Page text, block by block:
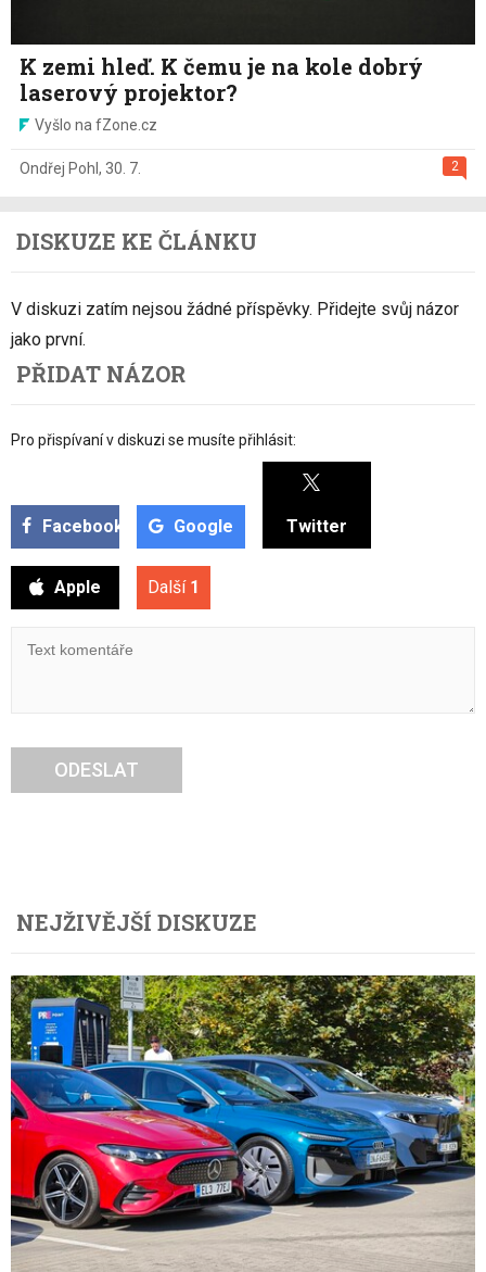
K zemi hleď. K čemu je na kole dobrý
laserový projektor?
Vyšlo na fZone.cz
2
Ondřej Pohl , 30. 7.
DISKUZE KE ČLÁNKU
V diskuzi zatím nejsou žádné příspěvky. Přidejte svůj názor
jako první.
PŘIDAT NÁZOR
Pro přispívaní v diskuzi se musíte přihlásit:
Facebook Google Twitter
Apple Další 1
ODESLAT
NEJŽIVĚJŠÍ DISKUZE